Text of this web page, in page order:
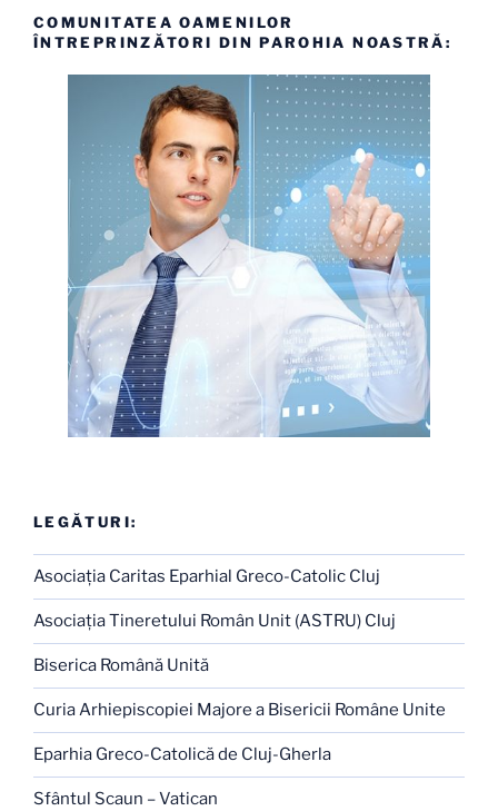
COMUNITATEA OAMENILOR
ÎNTREPRINZĂTORI DIN PAROHIA NOASTRĂ:
LEGĂTURI:
Asociaţia Caritas Eparhial Greco-Catolic Cluj
Asociaţia Tineretului Român Unit (ASTRU) Cluj
Biserica Română Unită
Curia Arhiepiscopiei Majore a Bisericii Române Unite
Eparhia Greco-Catolică de Cluj-Gherla
Sfântul Scaun – Vatican